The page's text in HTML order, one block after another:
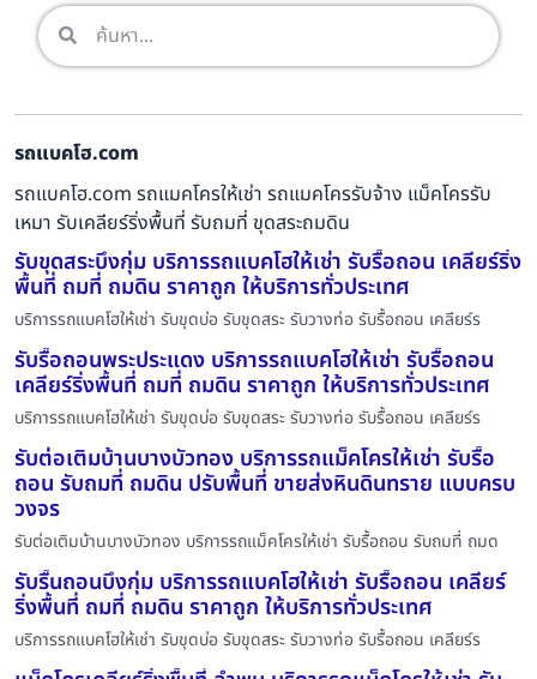
รถแบคโฮ.com
รถแบคโฮ.com รถแมคโครให้เช่า รถแมคโครรับจ้าง แม็คโครรับ
เหมา รับเคลียร์ริ่งพื้นที่ รับถมที่ ขุดสระถมดิน
รับขุดสระบึงกุ่ม บริการรถแบคโฮให้เช่า รับรื้อถอน เคลียร์ริ่ง
พื้นที่ ถมที่ ถมดิน ราคาถูก ให้บริการทั่วประเทศ
บริการรถแบคโฮให้เช่า รับขุดบ่อ รับขุดสระ รับวางท่อ รับรื้อถอน เคลียร์ร
รับรื้อถอนพระประแดง บริการรถแบคโฮให้เช่า รับรื้อถอน
เคลียร์ริ่งพื้นที่ ถมที่ ถมดิน ราคาถูก ให้บริการทั่วประเทศ
บริการรถแบคโฮให้เช่า รับขุดบ่อ รับขุดสระ รับวางท่อ รับรื้อถอน เคลียร์ร
รับต่อเติมบ้านบางบัวทอง บริการรถแม็คโครให้เช่า รับรื้อ
ถอน รับถมที่ ถมดิน ปรับพื้นที่ ขายส่งหินดินทราย แบบครบ
วงจร
รับต่อเติมบ้านบางบัวทอง บริการรถแม็คโครให้เช่า รับรื้อถอน รับถมที่ ถมด
รับรื้นถอนบึงกุ่ม บริการรถแบคโฮให้เช่า รับรื้อถอน เคลียร์
ริ่งพื้นที่ ถมที่ ถมดิน ราคาถูก ให้บริการทั่วประเทศ
บริการรถแบคโฮให้เช่า รับขุดบ่อ รับขุดสระ รับวางท่อ รับรื้อถอน เคลียร์ร